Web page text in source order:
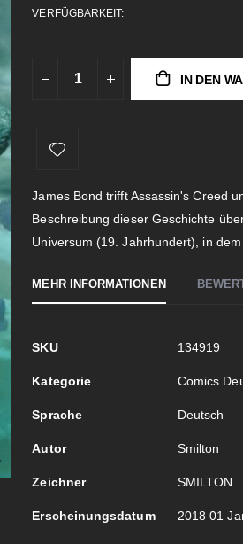
VERFÜGBARKEIT:
IN DEN
James Bond trifft Assassin's Creed
Beschreibung dieser Geschichte
Universum (19. Jahrhundert), in
MEHR INFORMATIONEN
Mehr
SKU 134919
Kategorie Comics
Sprache Deutsch
Autor Smilton
Zeichner SMILTON
Erscheinungsdatum 2018 01